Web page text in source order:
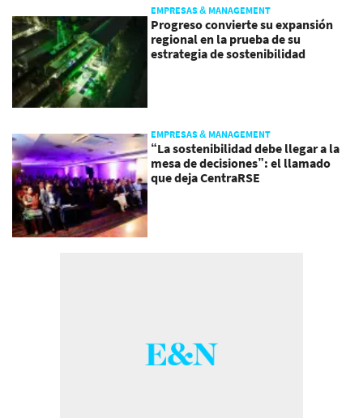
EMPRESAS & MANAGEMENT
Progreso convierte su expansión
regional en la prueba de su
estrategia de sostenibilidad
EMPRESAS & MANAGEMENT
“La sostenibilidad debe llegar a la
mesa de decisiones”: el llamado
que deja CentraRSE